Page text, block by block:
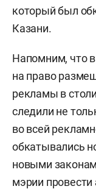
который был
Казани.
Напомним, что в
на право
рекламы в
следили не
во всей
обкатывались
новыми
мэрии